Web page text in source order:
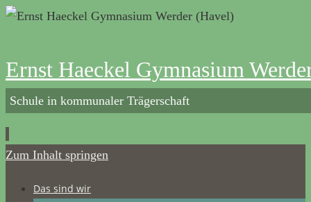
Ernst Haeckel Gymnasium
Schule in kommunaler Trägerschaft
Zum Inhalt springen
Das sind wir